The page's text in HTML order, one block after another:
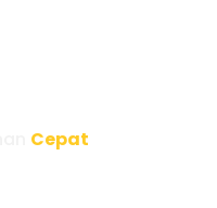
Cepat